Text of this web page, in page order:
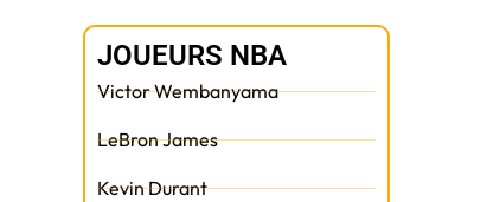
JOUEURS NBA
Victor Wembanyama
LeBron James
Kevin Durant